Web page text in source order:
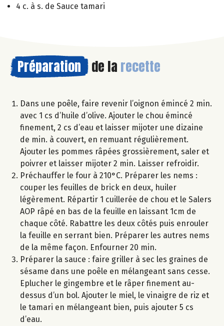
4 c. à s. de Sauce tamari
Préparation de la recette
Dans une poêle, faire revenir l’oignon émincé 2 min.
avec 1 cs d’huile d’olive. Ajouter le chou émincé
finement, 2 cs d’eau et laisser mijoter une dizaine
de min. à couvert, en remuant régulièrement.
Ajouter les pommes râpées grossièrement, saler et
poivrer et laisser mijoter 2 min. Laisser refroidir.
Préchauffer le four à 210°C. Préparer les nems :
couper les feuilles de brick en deux, huiler
légèrement. Répartir 1 cuillerée de chou et le Salers
AOP râpé en bas de la feuille en laissant 1cm de
chaque côté. Rabattre les deux côtés puis enrouler
la feuille en serrant bien. Préparer les autres nems
de la même façon. Enfourner 20 min.
Préparer la sauce : faire griller à sec les graines de
sésame dans une poêle en mélangeant sans cesse.
Eplucher le gingembre et le râper finement au-
dessus d’un bol. Ajouter le miel, le vinaigre de riz et
le tamari en mélangeant bien, puis ajouter 5 cs
d’eau.